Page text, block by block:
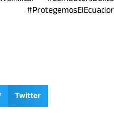
#ProtegemosElEcuador
Twitter